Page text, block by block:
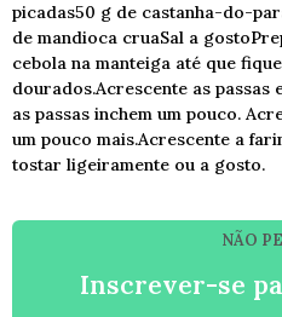
picadas50 g de castanha-do-
de mandioca cruaSal a
cebola na manteiga até que
dourados.Acrescente as passas
as passas inchem um pouco.
um pouco mais.Acrescente a
tostar ligeiramente ou a gosto.
NÃO
Inscrever-se